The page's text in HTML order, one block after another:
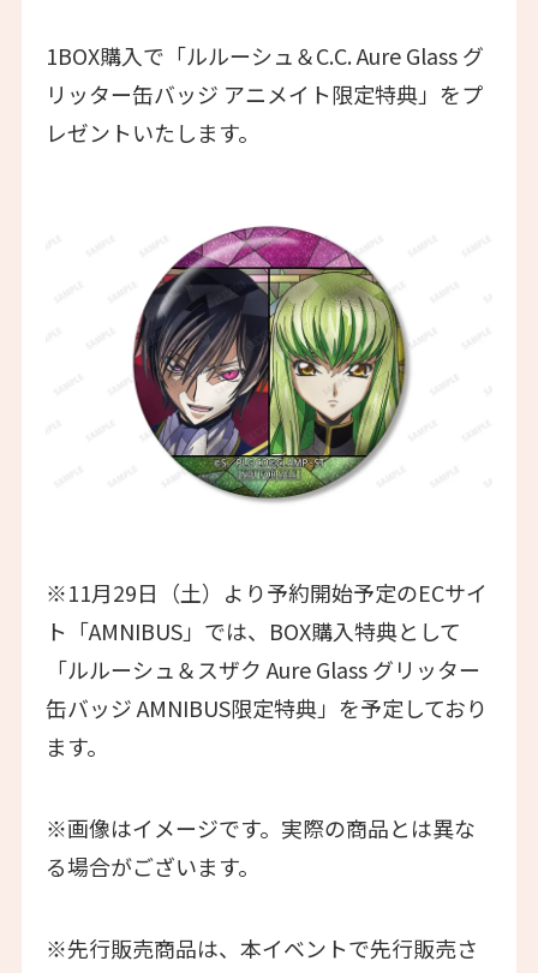
1BOX購入で「ルルーシュ＆C.C. Aure Glass グ
リッター缶バッジ アニメイト限定特典」をプ
レゼントいたします。
※11月29日（土）より予約開始予定のECサイ
ト「AMNIBUS」では、BOX購入特典として
「ルルーシュ＆スザク Aure Glass グリッター
缶バッジ AMNIBUS限定特典」を予定しており
ます。
※画像はイメージです。実際の商品とは異な
る場合がございます。
※先行販売商品は、本イベントで先行販売さ